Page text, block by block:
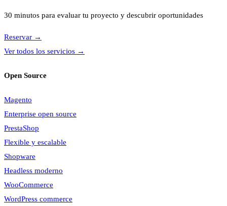
30 minutos para evaluar tu proyecto y descubrir oportunidades
Reservar →
Ver todos los servicios →
Open Source
Magento
Enterprise open source
PrestaShop
Flexible y escalable
Shopware
Headless moderno
WooCommerce
WordPress commerce